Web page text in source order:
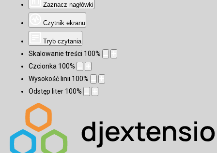
Zaznacz nagłówki
Czytnik ekranu
Tryb czytania
Skalowanie treści 100%
Czcionka 100%
Wysokość linii 100%
Odstęp liter 100%